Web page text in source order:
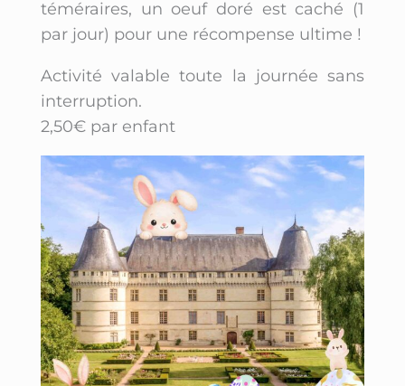
téméraires, un oeuf doré est caché (1
par jour) pour une récompense ultime !
Activité valable toute la journée sans
interruption.
2,50€ par enfant